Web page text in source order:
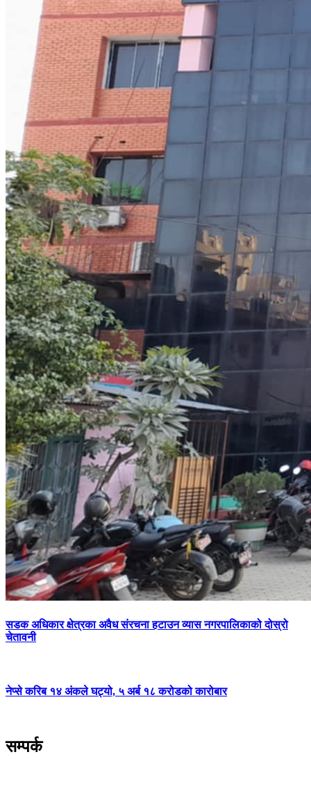
सडक अधिकार क्षेत्रका अवैध संरचना हटाउन व्यास नगरपालिकाको दोस्रो
चेतावनी
नेप्से करिब १४ अंकले घट्यो, ५ अर्ब १८ करोडको कारोबार
सम्पर्क